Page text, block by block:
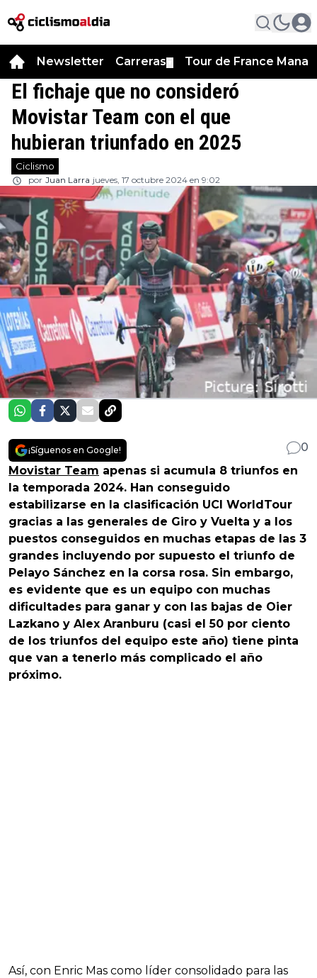
Newsletter Carreras Tour de France
El fichaje que no consideró
Movistar Team con el que
hubieran triunfado en 2025
Ciclismo
por Juan Larra jueves, 17 octubre 2024 en 9:02
¡Síguenos en Google!
0
Movistar Team apenas si acumula 8 triunfos en
la temporada 2024. Han conseguido
estabilizarse en la clasificación UCI WorldTour
gracias a las generales de Giro y Vuelta y a los
puestos conseguidos en muchas etapas de las 3
grandes incluyendo por supuesto el triunfo de
Pelayo Sánchez en la corsa rosa. Sin embargo,
es evidente que es un equipo con muchas
dificultades para ganar y con las bajas de Oier
Lazkano y Alex Aranburu (casi el 50 por ciento
de los triunfos del equipo este año) tiene pinta
que van a tenerlo más complicado el año
próximo.
Así, con Enric Mas como líder consolidado para las